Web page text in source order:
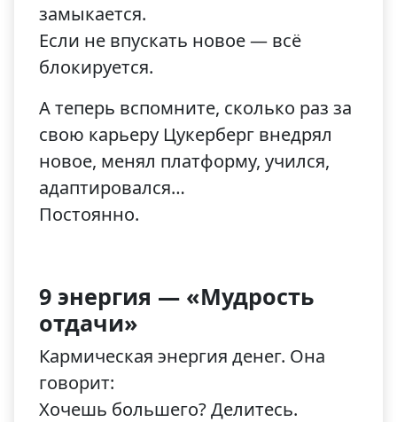
замыкается.
Если не впускать новое — всё
блокируется.
А теперь вспомните, сколько раз за
свою карьеру Цукерберг внедрял
новое, менял платформу, учился,
адаптировался…
Постоянно.
9 энергия — «Мудрость
отдачи»
Кармическая энергия денег. Она
говорит:
Хочешь большего? Делитесь.